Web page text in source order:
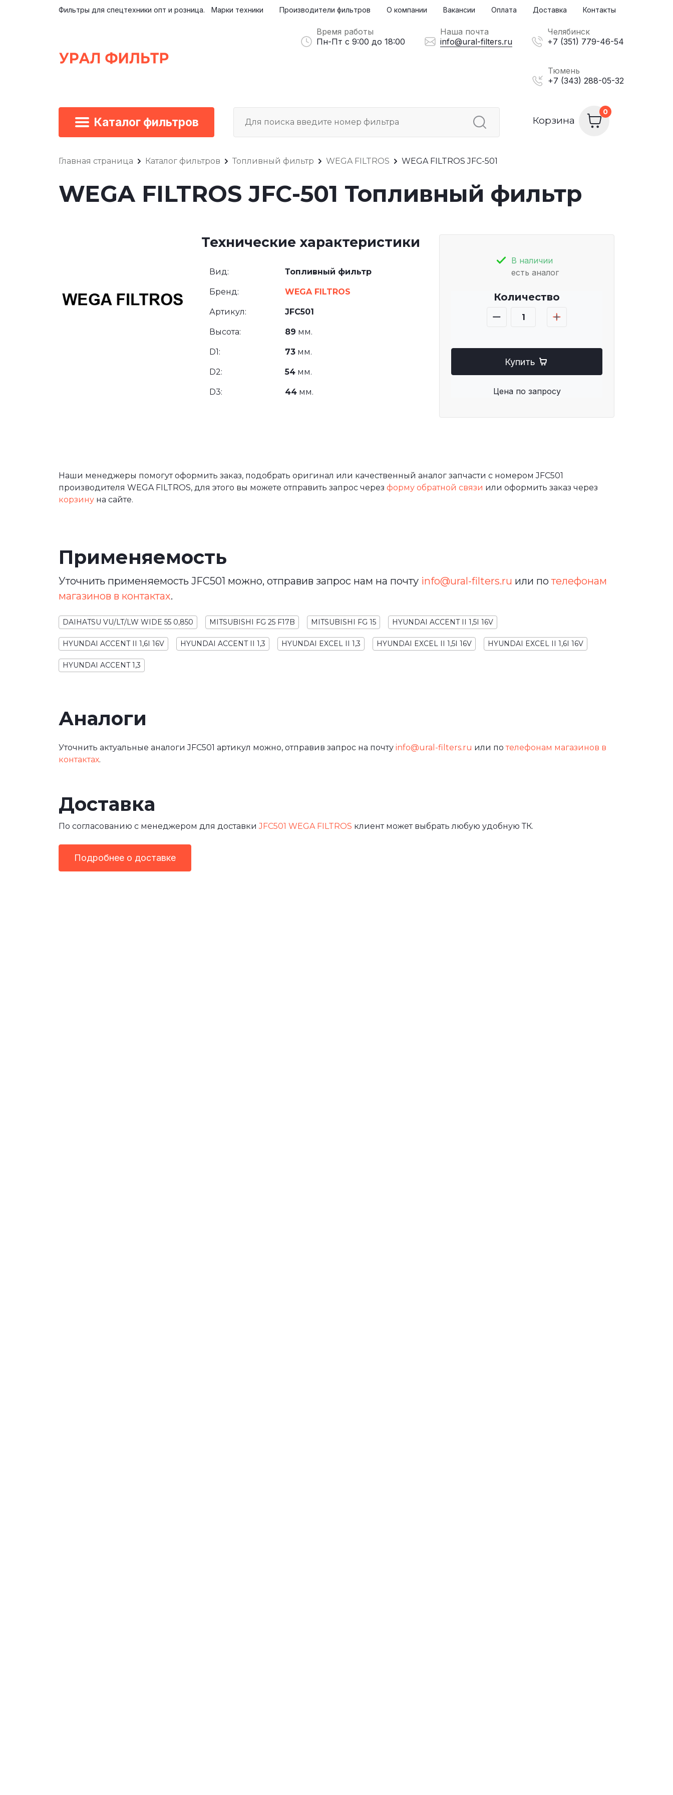
Каталог фильтров Корзина
Фильтры для спецтехники опт и розница. Марки техники Производители фильтров О компании Вакансии Оплата Доставка Контакты
Время работы
Пн-Пт с 9:00 до 18:00
Наша почта
info@ural-filters.ru
Челябинск
+7 (351) 779-46-54
Тюмень
+7 (343) 288-05-32
Главная страница Каталог фильтров Топливный фильтр WEGA FILTROS WEGA FILTROS JFC-501
WEGA FILTROS JFC-501 Топливный фильтр
В наличии
есть аналог
Количество
Купить
Цена по запросу
Технические характеристики
Вид: Топливный фильтр
Бренд: WEGA FILTROS
Артикул: JFC501
Высота: 89 мм.
D1: 73 мм.
D2: 54 мм.
D3: 44 мм.
Наши менеджеры помогут оформить заказ, подобрать оригинал или качественный аналог запчасти с номером JFC501
производителя WEGA FILTROS, для этого вы можете отправить запрос через форму обратной связи или оформить заказ через
корзину на сайте.
Применяемость
Уточнить применяемость JFC501 можно, отправив запрос нам на почту info@ural-filters.ru или потелефонам
магазинов в контактах.
DAIHATSU VU/LT/LW WIDE 55 0,850 MITSUBISHI FG 25 F17B MITSUBISHI FG 15 HYUNDAI ACCENT II 1,5I 16V
HYUNDAI ACCENT II 1,6I 16V HYUNDAI ACCENT II 1,3 HYUNDAI EXCEL II 1,3 HYUNDAI EXCEL II 1,5I 16V HYUNDAI EXCEL II 1,6I 16V
HYUNDAI ACCENT 1,3
Аналоги
Уточнить актуальные аналоги JFC501 артикул можно, отправив запрос на почту info@ural-filters.ru или потелефонам магазинов в
контактах.
Доставка
По согласованию с менеджером для доставкиJFC501 WEGA FILTROS клиент может выбрать любую удобную ТК.
Подробнее о доставке